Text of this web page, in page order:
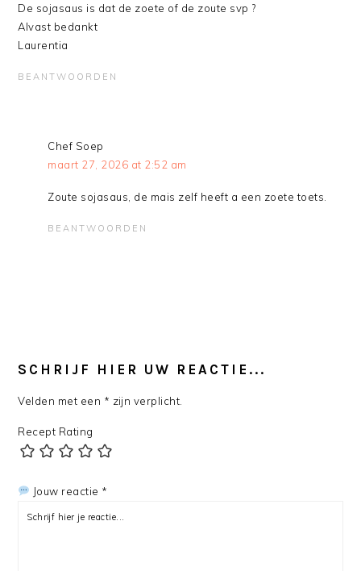
De sojasaus is dat de zoete of de zoute svp ?
Alvast bedankt
Laurentia
BEANTWOORDEN
Chef Soep
maart 27, 2026 at 2:52 am
Zoute sojasaus, de mais zelf heeft a een zoete toets.
BEANTWOORDEN
SCHRIJF HIER UW REACTIE...
Velden met een * zijn verplicht.
Recept Rating
Jouw reactie *